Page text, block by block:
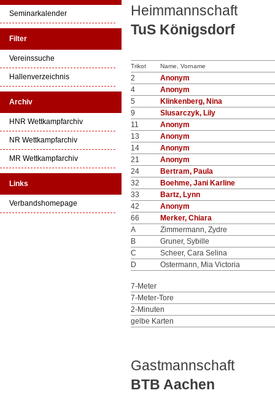
Seminarkalender
Filter
Vereinssuche
Hallenverzeichnis
Archiv
HNR Wettkampfarchiv
NR Wettkampfarchiv
MR Wettkampfarchiv
Links
Verbandshomepage
Heimmannschaft
TuS Königsdorf
Trikot Name, Vorname
2
Anonym
4
Anonym
5
Klinkenberg, Nina
9
Slusarczyk, Lily
11
Anonym
13
Anonym
14
Anonym
21
Anonym
24
Bertram, Paula
32
Boehme, Jani Karline
33
Bartz, Lynn
42
Anonym
66
Merker, Chiara
A
Zimmermann, Zydre
B
Gruner, Sybille
C
Scheer, Cara Selina
D
Ostermann, Mia Victoria
7-Meter
7-Meter-Tore
2-Minuten
gelbe Karten
Gastmannschaft
BTB Aachen